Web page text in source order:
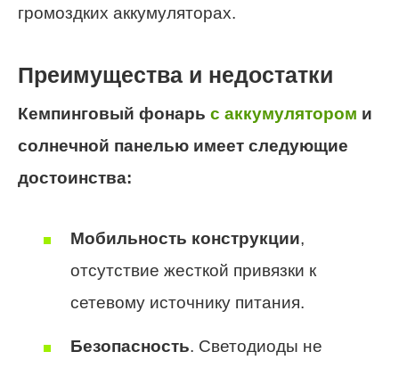
громоздких аккумуляторах.
Преимущества и недостатки
Кемпинговый фонарь с аккумулятором и
солнечной панелью имеет следующие
достоинства:
Мобильность конструкции,
отсутствие жесткой привязки к
сетевому источнику питания.
Безопасность. Светодиоды не